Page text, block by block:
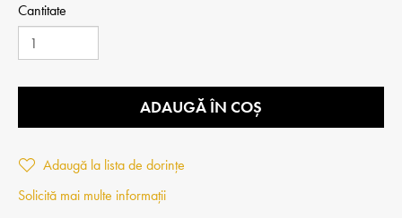
Cantitate
ADAUGĂ ÎN COȘ
Adaugă la lista de dorințe
Solicită mai multe informații